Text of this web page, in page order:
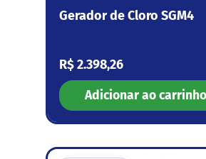
Gerador de Cloro SGM4
Preço normal
R$ 2.398,26
Adicionar ao carrinho